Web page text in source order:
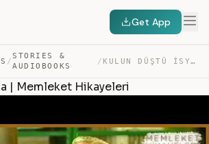
Get App
/
STORIES &
AUDIOBOOKS
/ KULUN DÜŞTÜ İSYANA | MEMLEKET HIKAYELERI — TRANSCRIPT
| Memleket Hikayeleri